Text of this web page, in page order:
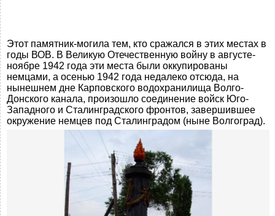
Этот памятник-могила тем, кто сражался в этих местах в
годы ВОВ. В Великую Отечественную войну в августе-
ноябре 1942 года эти места были оккупированы
немцами, а осенью 1942 года недалеко отсюда, на
нынешнем дне Карповского водохранилища Волго-
Донского канала, произошло соединение войск Юго-
Западного и Сталинградского фронтов, завершившее
окружение немцев под Сталинградом (ныне Волгоград).